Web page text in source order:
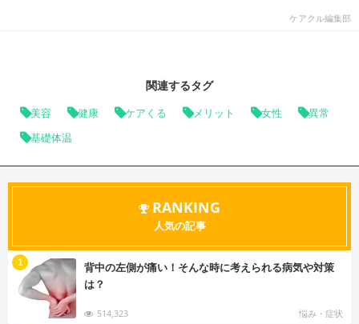
ケアクル編集部
関連するタグ
美容 健康 ケアくる メリット 女性 異常
基礎体温
RANKING
人気の記事
背中の左側が痛い！そんな時に考えられる病気や対策
は？
514,323 悩み・症状
1